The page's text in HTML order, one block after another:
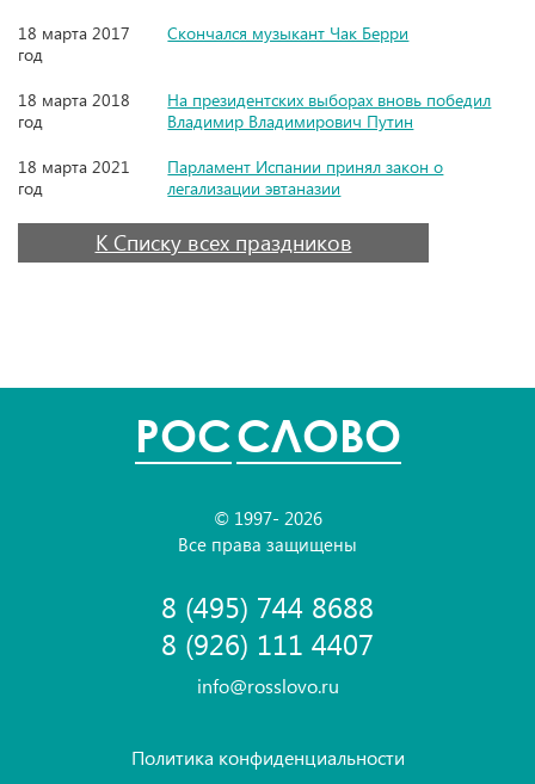
18 марта 2017
год
Скончался музыкант Чак Берри
18 марта 2018
год
На президентских выборах вновь победил
Владимир Владимирович Путин
18 марта 2021
год
Парламент Испании принял закон о
легализации эвтаназии
К Списку всех праздников
POCСЛОВО
© 1997- 2026
Все права защищены
8 (495) 744 8688
8 (926) 111 4407
info@rosslovo.ru
Политика конфиденциальности